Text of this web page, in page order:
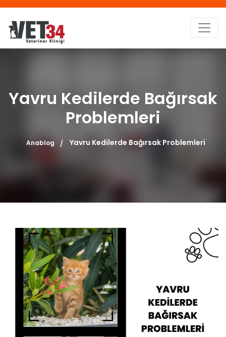
Yavru Kedilerde Bağırsak
Problemleri
Anablog Yavru Kedilerde Bağırsak Problemleri